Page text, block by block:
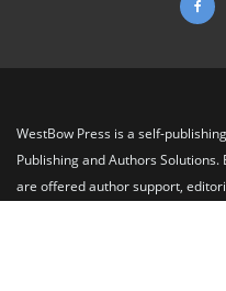
WestBow Press is a self-
Publishing and Authors
are offered author support,